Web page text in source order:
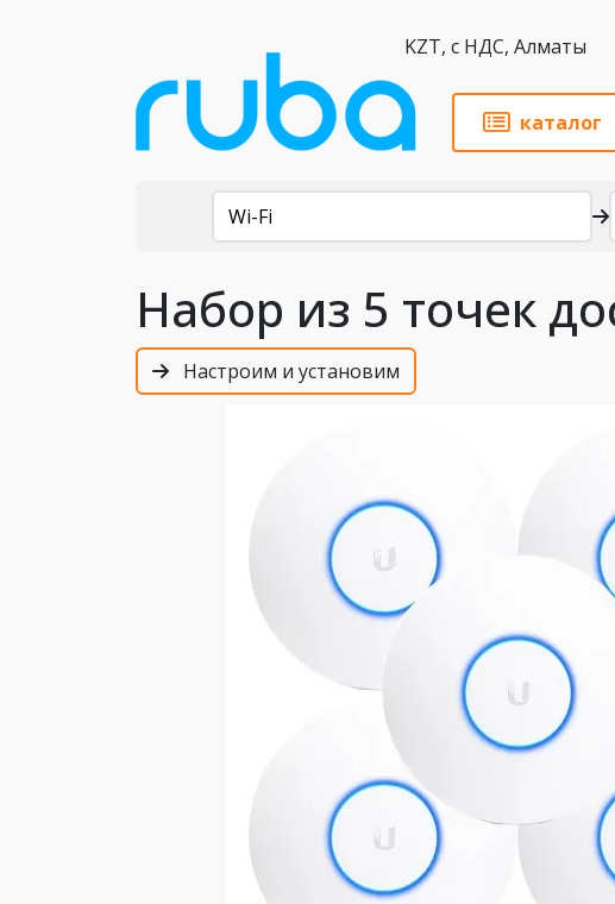
KZT, с НДС, Алматы
каталог
Каталог
Wi-Fi
Набор из 5 точек
Настроим и установим